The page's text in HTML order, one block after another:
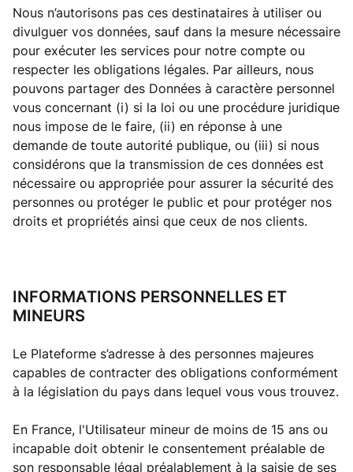
Nous n’autorisons pas ces destinataires à utiliser ou
divulguer vos données, sauf dans la mesure nécessaire
pour exécuter les services pour notre compte ou
respecter les obligations légales. Par ailleurs, nous
pouvons partager des Données à caractère personnel
vous concernant (i) si la loi ou une procédure juridique
nous impose de le faire, (ii) en réponse à une
demande de toute autorité publique, ou (iii) si nous
considérons que la transmission de ces données est
nécessaire ou appropriée pour assurer la sécurité des
personnes ou protéger le public et pour protéger nos
droits et propriétés ainsi que ceux de nos clients.
INFORMATIONS PERSONNELLES ET
MINEURS
Le Plateforme s’adresse à des personnes majeures
capables de contracter des obligations conformément
à la législation du pays dans lequel vous vous trouvez.
En France, l'Utilisateur mineur de moins de 15 ans ou
incapable doit obtenir le consentement préalable de
son responsable légal préalablement à la saisie de ses